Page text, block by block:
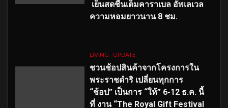
เย็นสดชื่นเต็มคาราเบล อัพเลเวล
ความหอมยาวนาน 8 ชม.
LIVING UPDATE
ชวนช้อปสินค้าจากโครงการใน
พระราชดำริ เปลี่ยนทุกการ
“ช้อป” เป็นการ “ให้” 6-12 ธ.ค. นี้
ที่ งาน “The Royal Gift Festival